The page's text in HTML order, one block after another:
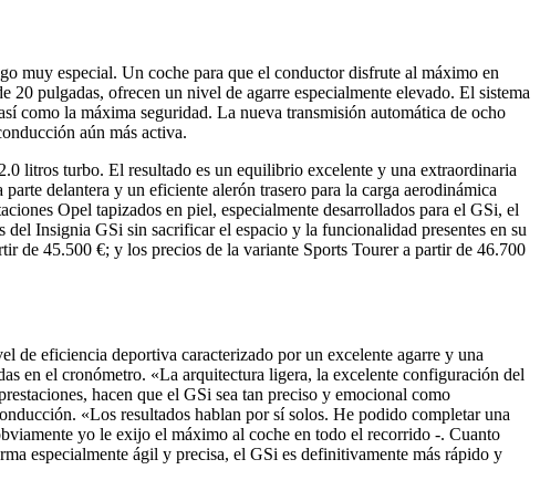
muy especial. Un coche para que el conductor disfrute al máximo en
pulgadas, ofrecen un nivel de agarre especialmente elevado. El sistema
como la máxima seguridad. La nueva transmisión automática de ocho
aún más activa.
litros turbo. El resultado es un equilibrio excelente y una extraordinaria
delantera y un eficiente alerón trasero para la carga aerodinámica
Opel tapizados en piel, especialmente desarrollados para el GSi, el
Insignia GSi sin sacrificar el espacio y la funcionalidad presentes en su
de 45.500 €; y los precios de la variante Sports Tourer a partir de 46.700
eficiencia deportiva caracterizado por un excelente agarre y una
en el cronómetro. «La arquitectura ligera, la excelente configuración del
hacen que el GSi sea tan preciso y emocional como
«Los resultados hablan por sí solos. He podido completar una
yo le exijo el máximo al coche en todo el recorrido -. Cuanto
especialmente ágil y precisa, el GSi es definitivamente más rápido y